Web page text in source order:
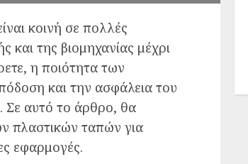
κοινή σε πολλές
της βιομηχανίας μέχρι
η ποιότητα των
και την ασφάλεια του
Σε αυτό το άρθρο, θα
πλαστικών ταπών για
εφαρμογές.